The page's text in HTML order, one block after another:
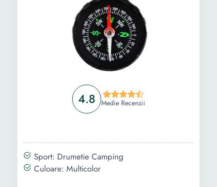
4.8 Medie Recenzii
Sport: Drumetie Camping
Culoare: Multicolor